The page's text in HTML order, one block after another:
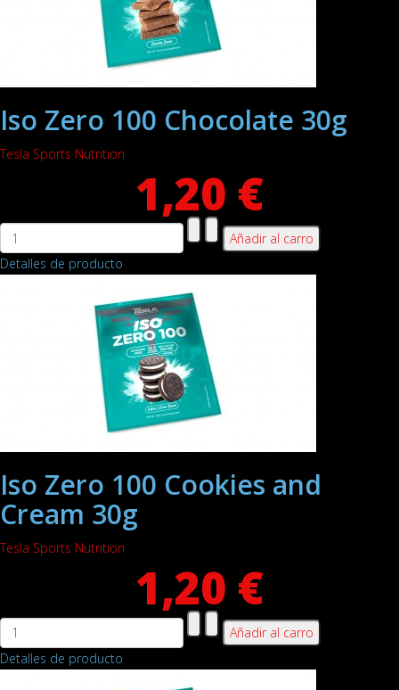
Iso Zero 100 Chocolate 30g
Tesla Sports Nutrition
1,20 €
Detalles de producto
Iso Zero 100 Cookies and
Cream 30g
Tesla Sports Nutrition
1,20 €
Detalles de producto